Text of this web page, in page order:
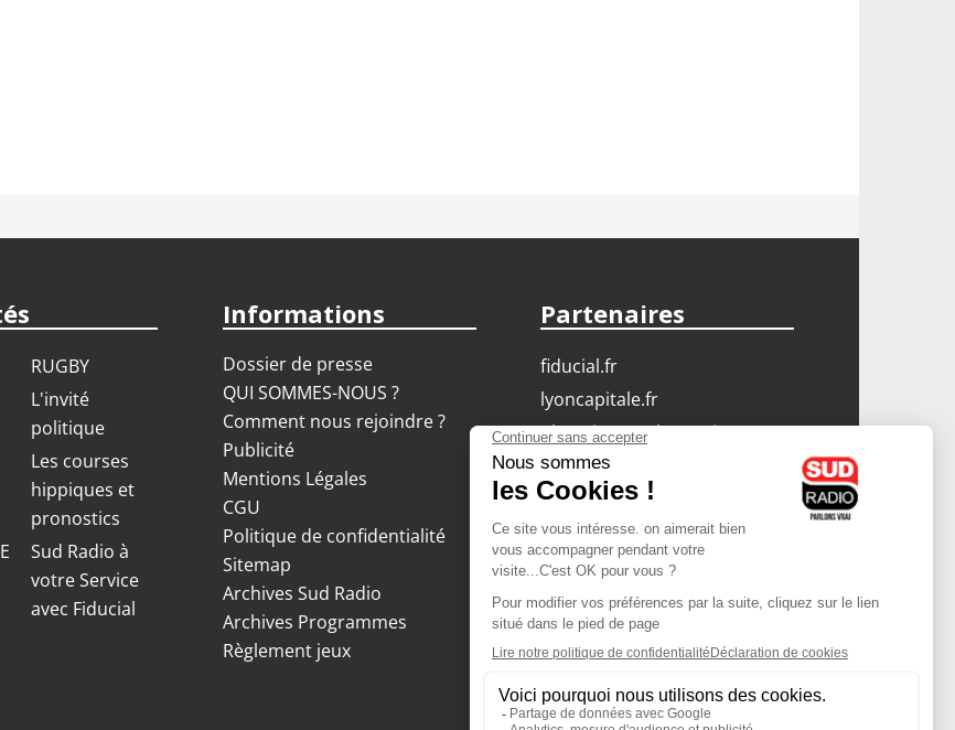
RUGBY
L'invité
politique
Les courses
hippiques et
pronostics
Sud Radio à
votre Service
avec Fiducial
Informations
Dossier de presse
QUI SOMMES-NOUS ?
Comment nous rejoindre ?
Publicité
Mentions Légales
CGU
Politique de confidentialité
Sitemap
Archives Sud Radio
Archives Programmes
Règlement jeux
Partenaires
fiducial.fr
lyoncapitale.fr
olympique-et-lyonnais.com
L'application Iphone
/ Android
Téléchargez l'application
Les cookies